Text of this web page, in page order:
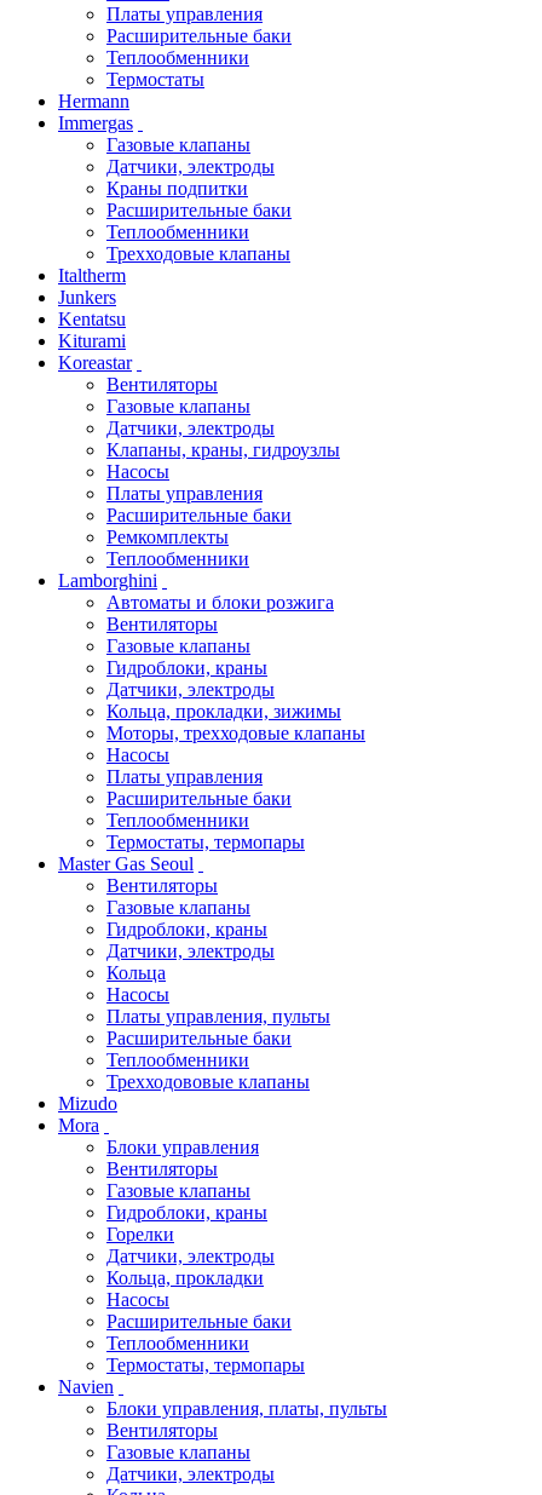
Платы управления
Расширительные баки
Теплообменники
Термостаты
Hermann
Immergas
Газовые клапаны
Датчики, электроды
Краны подпитки
Расширительные баки
Теплообменники
Трехходовые клапаны
Italtherm
Junkers
Kentatsu
Kiturami
Koreastar
Вентиляторы
Газовые клапаны
Датчики, электроды
Клапаны, краны, гидроузлы
Насосы
Платы управления
Расширительные баки
Ремкомплекты
Теплообменники
Lamborghini
Автоматы и блоки розжига
Вентиляторы
Газовые клапаны
Гидроблоки, краны
Датчики, электроды
Кольца, прокладки, зижимы
Моторы, трехходовые клапаны
Насосы
Платы управления
Расширительные баки
Теплообменники
Термостаты, термопары
Master Gas Seoul
Вентиляторы
Газовые клапаны
Гидроблоки, краны
Датчики, электроды
Кольца
Насосы
Платы управления, пульты
Расширительные баки
Теплообменники
Трехходововые клапаны
Mizudo
Mora
Блоки управления
Вентиляторы
Газовые клапаны
Гидроблоки, краны
Горелки
Датчики, электроды
Кольца, прокладки
Насосы
Расширительные баки
Теплообменники
Термостаты, термопары
Navien
Блоки управления, платы, пульты
Вентиляторы
Газовые клапаны
Датчики, электроды